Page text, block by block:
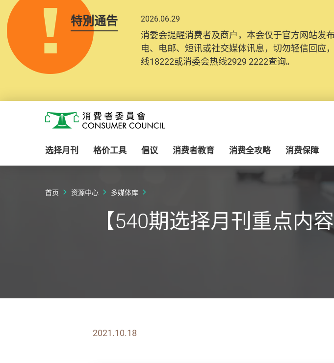
特別通告 2026.06.29
消委会提醒消费者及商户，本会仅于官方网站发
电、电邮、短讯或社交媒体讯息，切勿轻信回应
线18222或消委会热线2929 2222查询。
消费者委员会
选择月刊 格价工具 倡议 消费者教育 消费全攻略 消费保障
首页 资源中心 多媒体库
【540期选择月刊重点内
2021.10.18